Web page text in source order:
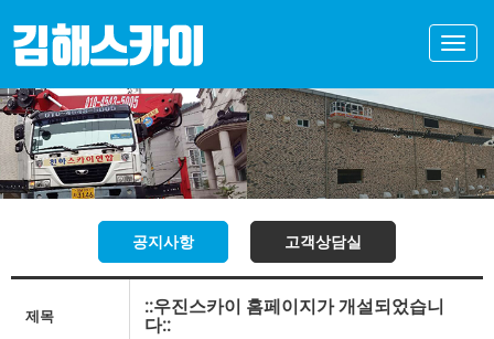
Toggle
공지사항 고객상담실
제목
::우진스카이 홈페이지가 개설되었습니
다::